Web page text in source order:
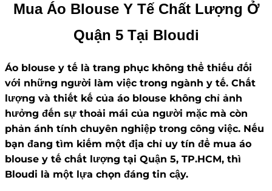
Mua Áo Blouse Y Tế Chất Lượng Ở
Quận 5 Tại Bloudi
Áo blouse y tế là trang phục không thể thiếu đối
với những người làm việc trong ngành y tế. Chất
lượng và thiết kế của áo blouse không chỉ ảnh
hưởng đến sự thoải mái của người mặc mà còn
phản ánh tính chuyên nghiệp trong công việc. Nếu
bạn đang tìm kiếm một địa chỉ uy tín để mua áo
blouse y tế chất lượng tại Quận 5, TP.HCM, thì
Bloudi là một lựa chọn đáng tin cậy.